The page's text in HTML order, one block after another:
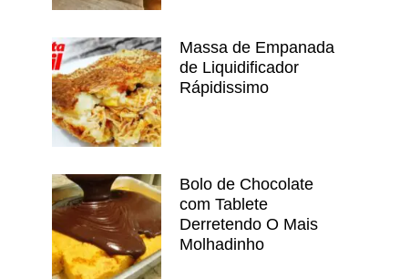
Massa de Empanada
de Liquidificador
Rápidissimo
Bolo de Chocolate
com Tablete
Derretendo O Mais
Molhadinho